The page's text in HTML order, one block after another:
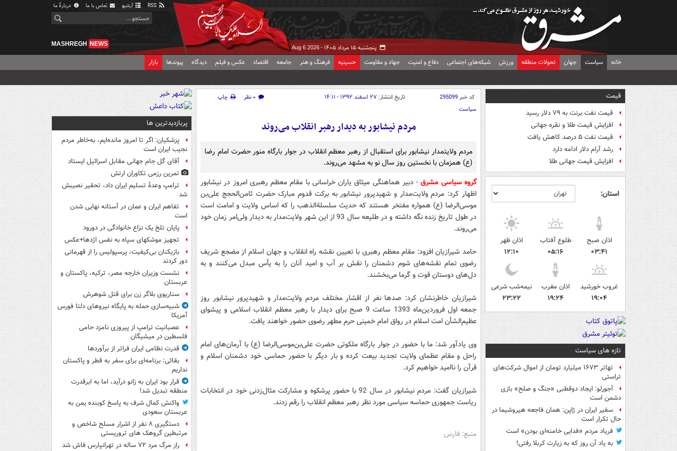
آرشیو تماس با ما دربارهٔ ما
پنجشنبه ۱۵ مرداد ۱۴۰۵ - Aug 6 2026
MASHREGH NEWS
خانه سیاست جهان تحولات منطقه ورزش شبکه‌های اجتماعی دفاع و امنیت جهاد و مقاومت حسینیه فرهنگ و هنر جامعه اقتصاد عکس و فیلم دیدگاه پیوندها بازار
قیمت
قیمت نفت برنت به ۷۹ دلار رسید
افزایش قیمت طلا و نقره جهانی
قیمت نفت ۵ درصد کاهش یافت
رشد آرام دلار ادامه دارد
افزایش قیمت جهانی طلا
استان:
اذان صبح
۰۳:۴۱
طلوع آفتاب
۰۵:۱۶
اذان ظهر
۱۲:۱۰
غروب خورشید
۱۹:۰۴
اذان مغرب
۱۹:۲۴
نیمه‌شب شرعی
۲۳:۲۲
تازه های سیاست
تهاتر ۱۶۷۳ میلیارد تومان از اموال شرکت‌های
تراستی
آجورلو: ایجاد دوقطبی «جنگ و صلح‌» بازی
دشمن است
سفیر ایران در ژاپن: همان فاجعه هیروشیما در
حال تکرار است
فریاد مردم «فدایی خامنه‌ای بودن» است
به یاد آن روز که به زیارت کربلا رفتی!
کد خبر295099 تاریخ انتشار: ۲۷ اسفند ۱۳۹۲ - ۱۴:۱۱ ۰ نظر
چاپ
سیاست
مردم نیشابور به دیدار رهبر انقلاب می‌روند
مردم ولایتمدار نیشابور برای استقبال از رهبر معظم انقلاب در جوار بارگاه منور حضرت امام رضا
(ع) همزمان با نخستین روز سال نو به مشهد می‌روند.
گروه سیاسی مشرق - دبیر هماهنگی میثاق یاران خراسانی با مقام معظم رهبری امروز در نیشابور
اظهار کرد: مردم ولایت‌مدار و شهید‌پرور نیشابور به برکت قدوم مبارک حضرت ثامن‌الحجج علی‌بن
موسی‌الرضا (ع) همواره مفتخر هستند که حدیث سلسلة‌الذهب را که اساس ولایت و امامت است
در طول تاریخ زنده نگه داشته و در طلیعه سال 93 از این شهر ولایت‌مدار به دیدار ولی‌امر زمان خود
می‌روند.
حامد شیرازیان افزود: مقام معظم رهبری با تعیین نقشه راه انقلاب و جهان اسلام از مضجع شریف
رضوی تمام نقشه‌های شوم دشمنان را نقش بر آب و امید آنان را به یأس مبدل می‌کنند و به
دل‌های دوستان قوت و گرما می‌بخشند.
شیرازیان خاطرنشان کرد: صدها نفر از اقشار مختلف مردم ولایت‌مدار و شهیدپرور نیشابور روز
جمعه اول فروردین‌ماه 1393 ساعت 9 صبح برای دیدار با رهبر معظم انقلاب اسلامی و پیشوای
عظیم‌الشأن امت اسلام در رواق امام خمینی حرم مطهر رضوی حضور خواهند یافت.
وی یادآور شد: ما با حضور در جوار بارگاه ملکوتی حضرت علی‌بن‌موسی‌الرضا (ع) با آرمان‌های امام
راحل و مقام عظمای ولایت تجدید بیعت کرده و بار دیگر با حضور حماسی خود دشمنان اسلام و
قرآن را ناامید خواهیم کرد.
شیرازیان گفت: مردم نیشابور در سال 92 با حضور پرشکوه و مشارکت مثال‌زدنی خود در انتخابات
ریاست جمهوری حماسه سیاسی مورد نظر رهبر معظم انقلاب را رقم زدند.
منبع: فارس
پربازدیدترین ها
پزشکیان: اگر تا امروز مانده‌ایم، به‌خاطر مردم
نجیب ایران است
آقای گل جام جهانی مقابل اسرائیل ایستاد
تمرین رزمی تکاوران ارتش
ترامپ وعدۀ تسلیم ایران داد، تحقیر نصیبش
شد
تفاهم ایران و عمان در آستانه نهایی شدن
است
پایان تلخ یک نزاع خانوادگی در دورود
تجهیز موشکهای سپاه به نفس اژدها+عکس
بازیکنان بی‌کیفیت، پرسپولیس را از قهرمانی
دور کردند
نشست وزیران خارجه مصر، ترکیه، پاکستان و
عربستان
سناریوی بلاگر زن برای قتل شوهرش
شبیه‌سازی حمله به پایگاه نیروهای دلتا فورس
آمریکا
عصبانیت ترامپ از پیروزی نامزد حامی
فلسطین در میشیگان
قدرت نظامی ایران فراتر از برآوردها
بقائی: برنامه‌ای برای سفر به قطر و پاکستان
نداریم
قرار بود ایران به زانو درآید، اما به ابرقدرت
منطقه تبدیل شد!
واکنش کمال شرف به پاسخ کوبنده یمن به
عربستان سعودی
دستگیری ۸ نفر از اشرار مسلح شاخص و
مرتبطین گروهک های تروریستی
راز مرگ مرد ۷۲ ساله در تهرانپارس فاش شد